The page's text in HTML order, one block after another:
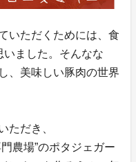
いただくためには、食
ました。そんなな
、美味しい豚肉の世界
ただき、
農場”のポタジェガー